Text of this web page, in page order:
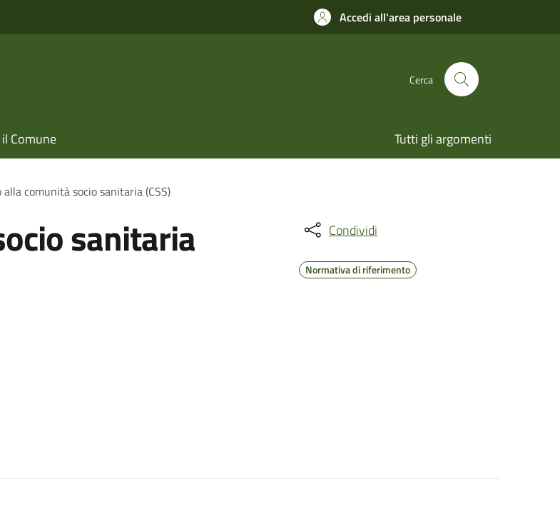
Accedi all'area personale
Cerca
Comune Tutti gli argomenti
alla comunità socio sanitaria (CSS)
sanitaria Condividi
Normativa di riferimento